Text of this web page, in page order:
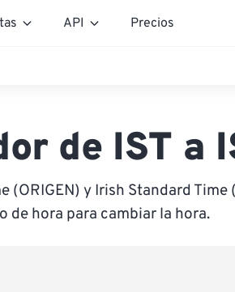
API Precios
de IST a
(ORIGEN) y Irish Standard Time
de hora para cambiar la hora.